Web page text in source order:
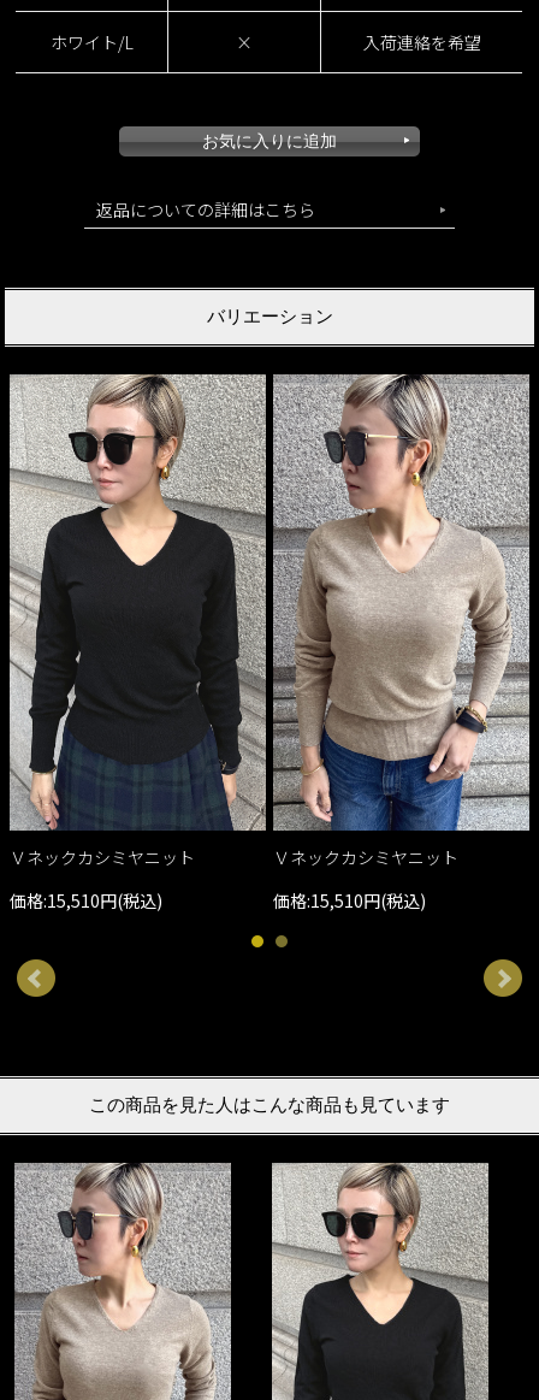
ホワイト/L × 入荷連絡を希望
返品についての詳細はこちら
バリエーション
Ｖネックカシミヤニット
価格:15,510円(税込)
Ｖネックカシミヤニット
価格:15,510円(税込)
この商品を見た人はこんな商品も見ています